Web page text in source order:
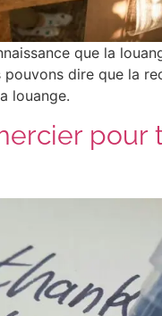
que la
pouvons dire que la
louange.
pour